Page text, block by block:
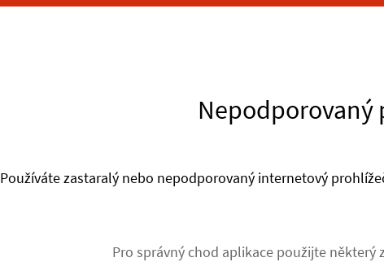
Nepodporovaný
Používáte zastaralý nebo nepodporovaný internetový
Pro správný chod aplikace použijte některý